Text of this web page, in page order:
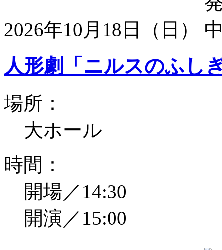
2026年10月18日（日）
人形劇「ニルスのふし
場所：
大ホール
時間：
開場／14:30
開演／15:00